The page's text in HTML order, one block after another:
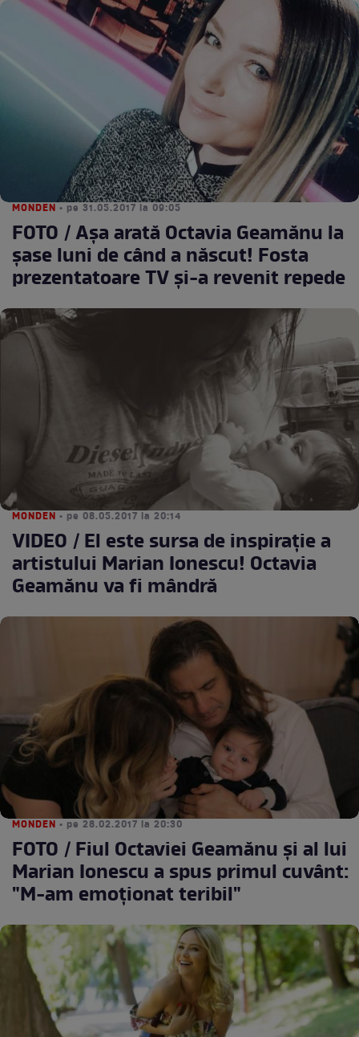
MONDEN • pe 31.05.2017 la 09:05
FOTO / Aşa arată Octavia Geamănu la
şase luni de când a născut! Fosta
prezentatoare TV şi-a revenit repede
MONDEN • pe 08.05.2017 la 20:14
VIDEO / El este sursa de inspiraţie a
artistului Marian Ionescu! Octavia
Geamănu va fi mândră
MONDEN • pe 28.02.2017 la 20:30
FOTO / Fiul Octaviei Geamănu şi al lui
Marian Ionescu a spus primul cuvânt:
"M-am emoţionat teribil"